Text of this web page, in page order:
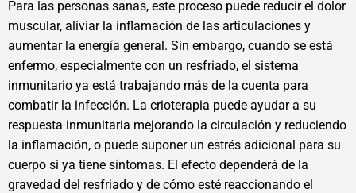
Para las personas sanas, este proceso puede reducir el dolor
muscular, aliviar la inflamación de las articulaciones y
aumentar la energía general. Sin embargo, cuando se está
enfermo, especialmente con un resfriado, el sistema
inmunitario ya está trabajando más de la cuenta para
combatir la infección. La crioterapia puede ayudar a su
respuesta inmunitaria mejorando la circulación y reduciendo
la inflamación, o puede suponer un estrés adicional para su
cuerpo si ya tiene síntomas. El efecto dependerá de la
gravedad del resfriado y de cómo esté reaccionando el